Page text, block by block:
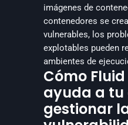
imágenes de
contenedores se
vulnerables, los
explotables pueden
ambientes de
Cómo
ayuda a
gestionar